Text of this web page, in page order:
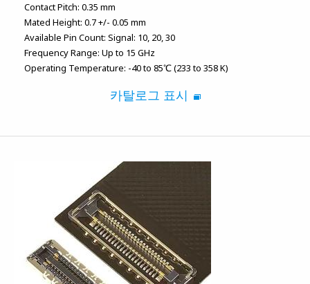
Contact Pitch: 0.35 mm
Mated Height: 0.7 +/- 0.05 mm
Available Pin Count: Signal: 10, 20, 30
Frequency Range: Up to 15 GHz
Operating Temperature: -40 to 85℃ (233 to 358 K)
카탈로그 표시